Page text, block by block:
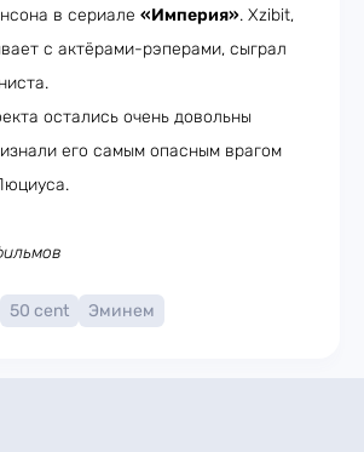
в сериале «Империя». Xzibit,
с актёрами-рэперами, сыграл
остались очень довольны
его самым опасным врагом
50 cent Эминем